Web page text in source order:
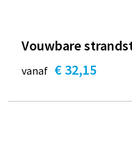
Vouwbare
vanaf € 32,15